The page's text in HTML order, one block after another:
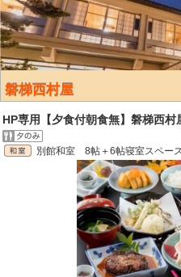
磐梯西村屋
HP専用【夕食付朝食無】磐梯西
別館和室 8帖＋6帖寝室スペー